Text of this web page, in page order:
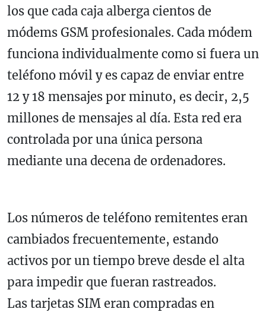
los que cada caja alberga cientos de
módems GSM profesionales. Cada módem
funciona individualmente como si fuera un
teléfono móvil y es capaz de enviar entre
12 y 18 mensajes por minuto, es decir, 2,5
millones de mensajes al día. Esta red era
controlada por una única persona
mediante una decena de ordenadores.
Los números de teléfono remitentes eran
cambiados frecuentemente, estando
activos por un tiempo breve desde el alta
para impedir que fueran rastreados.
Las tarjetas SIM eran compradas en